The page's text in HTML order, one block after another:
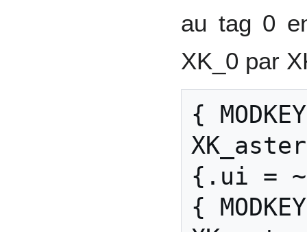
au tag 0
XK_0 par
{
{.ui =
{